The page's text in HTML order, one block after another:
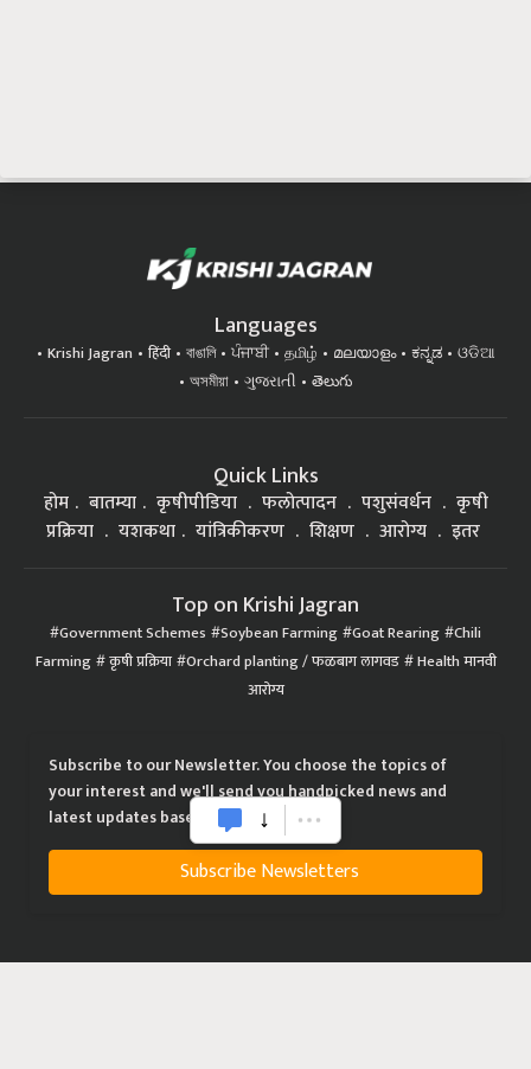
Languages
Krishi Jagran हिंदी বাঙালি ਪੰਜਾਬੀ தமிழ் മലയാളം ಕನ್ನಡ
ଓଡିଆ
অসমীয়া
ગુજરાતી తెలుగు
Quick Links
होम बातम्या कृषीपीडिया फलोत्पादन पशुसंवर्धन
कृषी
प्रक्रिया
यशकथा यांत्रिकीकरण शिक्षण आरोग्य इतर
Top on Krishi Jagran
Government Schemes Soybean Farming Goat Rearing Chili
Farming कृषी प्रक्रिया Orchard planting / फळबाग लागवड Health मानवी
आरोग्य
Subscribe to our Newsletter. You choose the topics of
your interest and we'll send you handpicked news and
latest updates based on your choice.
Subscribe Newsletters